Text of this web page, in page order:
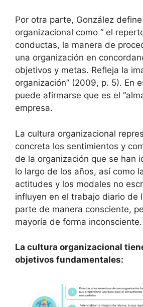
Por otra parte, González
organizacional como “ el
conductas, la manera de
una organización en
objetivos y metas. Refleja la
organización” (2009, p. 5). En
puede afirmarse que es el
empresa.
La cultura organizacional
concreta los sentimientos y
de la organización que se han
lo largo de los años, así como
actitudes y los modales no
influyen en el trabajo diario de
parte de manera consciente,
mayoría de forma inconsciente.
La cultura organizacional
objetivos fundamentales: